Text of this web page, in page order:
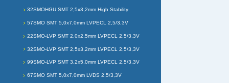
32SMOHGU SMT 2,5x3,2mm High Stability
57SMO SMT 5,0x7,0mm LVPECL 2,5/3,3V
22SMO-LVP SMT 2,0x2,5mm LVPECL 2,5/3,3V
32SMO-LVP SMT 2,5x3,2mm LVPECL 2,5/3,3V
99SMO-LVP SMT 3,2x5,0mm LVPECL 2,5/3,3V
67SMO SMT 5,0x7,0mm LVDS 2,5/3,3V